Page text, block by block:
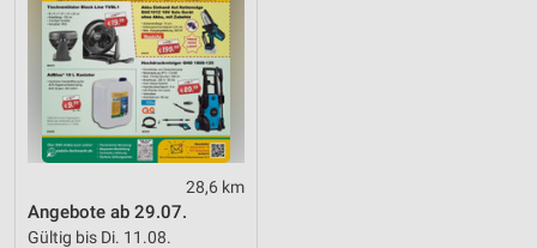
28,6 km
Angebote ab 29.07.
Gültig bis Di. 11.08.